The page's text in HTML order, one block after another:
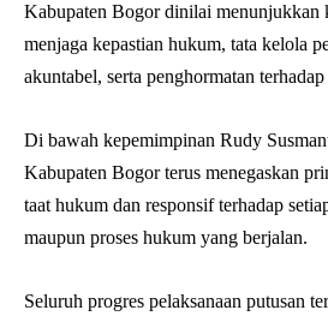
Kabupaten Bogor dinilai menunjukkan
menjaga kepastian hukum, tata kelola
akuntabel, serta penghormatan
Di bawah kepemimpinan Rudy
Kabupaten Bogor terus menegaskan
taat hukum dan responsif terhadap
maupun proses hukum yang berjalan.
Seluruh progres pelaksanaan putusan